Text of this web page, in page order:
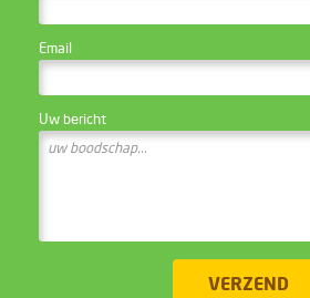
Email
Uw bericht
VERZEND